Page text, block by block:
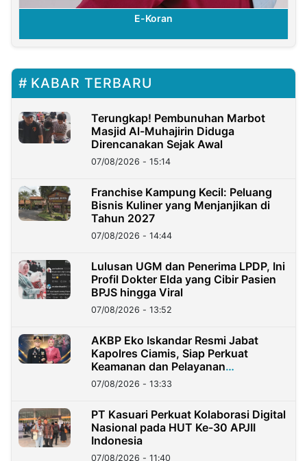
E-Koran
KABAR TERBARU
Terungkap! Pembunuhan Marbot
Masjid Al-Muhajirin Diduga
Direncanakan Sejak Awal
07/08/2026 - 15:14
Franchise Kampung Kecil: Peluang
Bisnis Kuliner yang Menjanjikan di
Tahun 2027
07/08/2026 - 14:44
Lulusan UGM dan Penerima LPDP, Ini
Profil Dokter Elda yang Cibir Pasien
BPJS hingga Viral
07/08/2026 - 13:52
AKBP Eko Iskandar Resmi Jabat
Kapolres Ciamis, Siap Perkuat
Keamanan dan Pelayanan
Masyarakat
07/08/2026 - 13:33
PT Kasuari Perkuat Kolaborasi Digital
Nasional pada HUT Ke-30 APJII
Indonesia
07/08/2026 - 11:40